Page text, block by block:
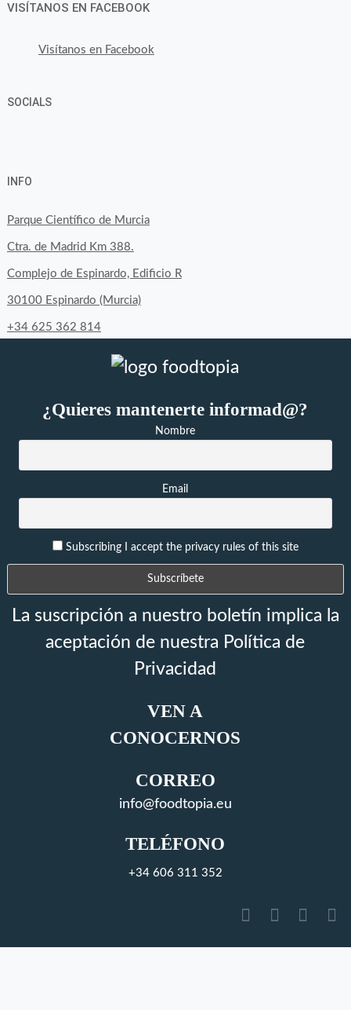
VISÍTANOS EN FACEBOOK
Visítanos en Facebook
SOCIALS
byfoodtopia
en
Facebook
byfoodtopia
en
Twitter
byfoodtopia
en
Instagram
INFO
Parque Científico de Murcia
Ctra. de Madrid Km 388.
Complejo de Espinardo, Edificio R
30100 Espinardo (Murcia)
+34 625 362 814
¿Quieres mantenerte informad@?
Nombre
Email
Subscribing I accept the privacy rules of this site
La suscripción a nuestro boletín implica la
aceptación de nuestra Política de
Privacidad
VEN A
CONOCERNOS
CORREO
info@foodtopia.eu
TELÉFONO
+34 606 311 352